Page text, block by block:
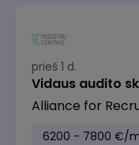
prieš 1 d.
Vidaus audito
Alliance for
6200 - 7800 €/